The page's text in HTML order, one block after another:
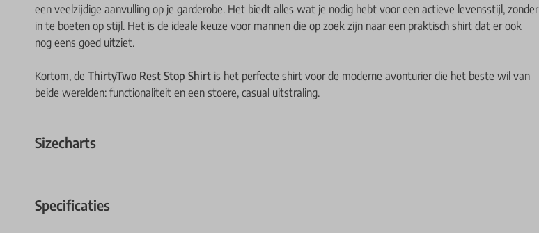
een veelzijdige aanvulling op je garderobe. Het biedt alles wat je nodig hebt voor een actieve levensstijl, zonder
in te boeten op stijl. Het is de ideale keuze voor mannen die op zoek zijn naar een praktisch shirt dat er ook
nog eens goed uitziet.
Kortom, de ThirtyTwo Rest Stop Shirt is het perfecte shirt voor de moderne avonturier die het beste wil van
beide werelden: functionaliteit en een stoere, casual uitstraling.
Sizecharts
Specificaties